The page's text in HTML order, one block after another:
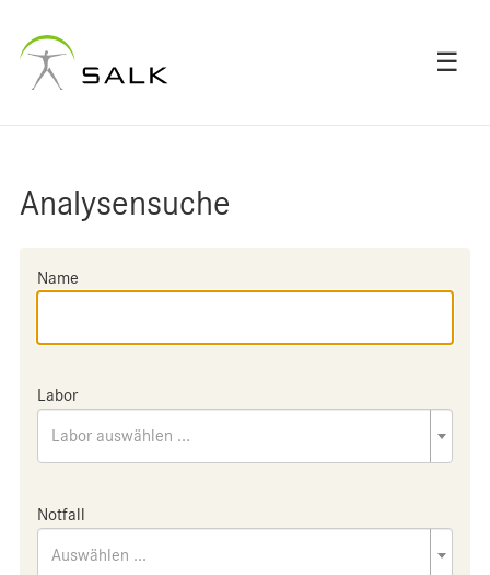
☰
Analysensuche
Name
Labor
Labor auswählen ...
Notfall
Auswählen ...